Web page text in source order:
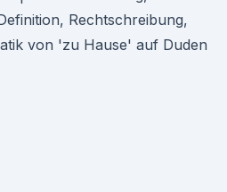
Rechtschreibung,
von 'zu Hause' auf Duden